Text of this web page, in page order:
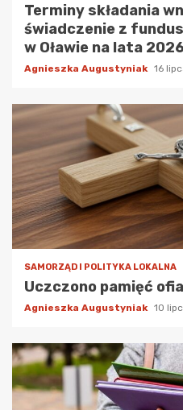
Terminy składania
świadczenie z
w Oławie na lata
Agnieszka Augustyniak 16
SAMORZĄD I POLITYKA LOKALNA
Uczczono pamięć
Agnieszka Augustyniak 10